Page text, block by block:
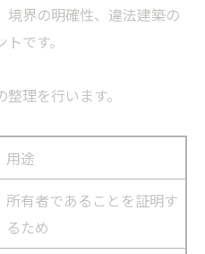
界の明確性、違法建築の
です。
理を行います。
用途
所有者であることを証明す
るため